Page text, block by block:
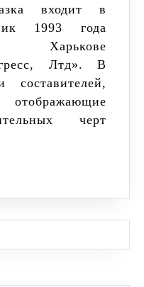
сказки
«Чаривна
грань»
1993 года
Харькове
Лтд». В
черт